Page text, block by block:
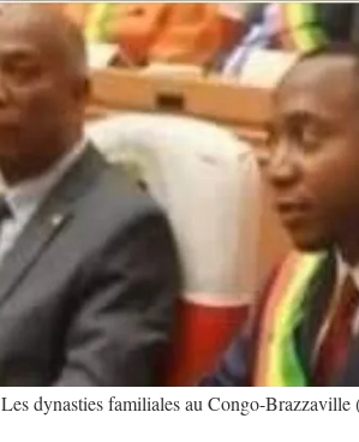
Les dynasties familiales au Congo-Brazzaville